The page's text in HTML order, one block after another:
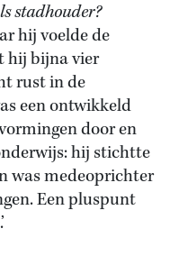
stadhouder?
hij voelde de
hij bijna vier
rust in de
een ontwikkeld
door en
hij stichtte
was medeoprichter
Een pluspunt